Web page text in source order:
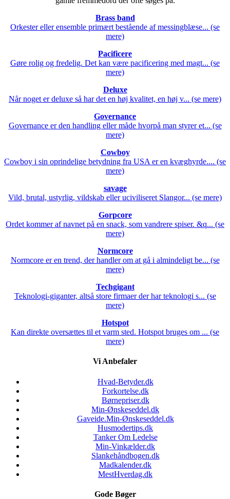
Brass band
Orkester eller ensemble primært bestående af messingblæse... (se
mere)
Pacificere
Gøre rolig og fredelig. Det kan være pacificering med magt... (se
mere)
Deluxe
Når noget er deluxe så har det en høj kvalitet, en høj v... (se mere)
Governance
Governance er den handling eller måde hvorpå man styrer et... (se
mere)
Cowboy
Cowboy i sin oprindelige betydning fra USA er en kvæghyrde.... (se
mere)
savage
Vild, brutal, ustyrlig, vildskab eller uciviliseret Slangor... (se mere)
Gorpcore
Ordet kommer af navnet på en snack, som vandrere spiser. &q... (se
mere)
Normcore
Normcore er en trend, der handler om at gå i almindeligt be... (se
mere)
Techgigant
Teknologi-giganter, altså store firmaer der har teknologi s... (se
mere)
Hotspot
Kan direkte oversættes til et varm sted. Hotspot bruges om ... (se
mere)
Vi Anbefaler
Hvad-Betyder.dk
Forkortelse.dk
Børnepriser.dk
Min-Ønskeseddel.dk
Gaveide.Min-Ønskeseddel.dk
Husmodertips.dk
Tanker Om Ledelse
Min-Vinkælder.dk
Slankehåndbogen.dk
Madkalender.dk
MestHverdag.dk
Gode Bøger